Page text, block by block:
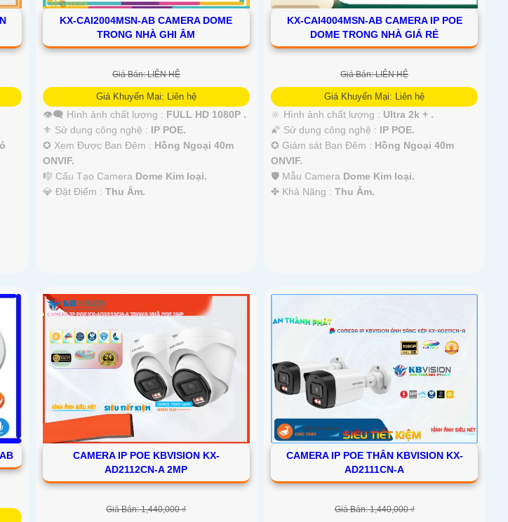
KX-CAI2004MSN-AB CAMERA DOME
TRONG NHÀ GHI ÂM
Giá Bán: LIÊN HỆ
Giá Khuyến Mại: Liên hệ
👁️‍🗨 Hình ảnh chất lượng : FULL HD 1080P .
⚜️ Sử dụng công nghệ : IP POE.
✪ Xem Được Ban Đêm : Hồng Ngoại 40m
ONVIF.
🎼️ Cấu Tạo Camera Dome Kim loại.
️💎 Đặt Điểm : Thu Âm.
KX-CAI4004MSN-AB CAMERA IP POE
DOME TRONG NHÀ GIÁ RẺ
Giá Bán: LIÊN HỆ
Giá Khuyến Mại: Liên hệ
🔆 Hình ảnh chất lượng : Ultra 2k + .
🌠 Sử dụng công nghệ : IP POE.
✪ Giám sát Ban Đêm : Hồng Ngoại 40m
ONVIF.
🛡 Mẫu Camera Dome Kim loại.
️✤ Khả Năng :Thu Âm.
CAMERA IP POE KBVISION KX-
AD2112CN-A 2MP
Giá Bán: 1,440,000 ₫
CAMERA IP POE THÂN KBVISION KX-
AD2111CN-A
Giá Bán: 1,440,000 ₫